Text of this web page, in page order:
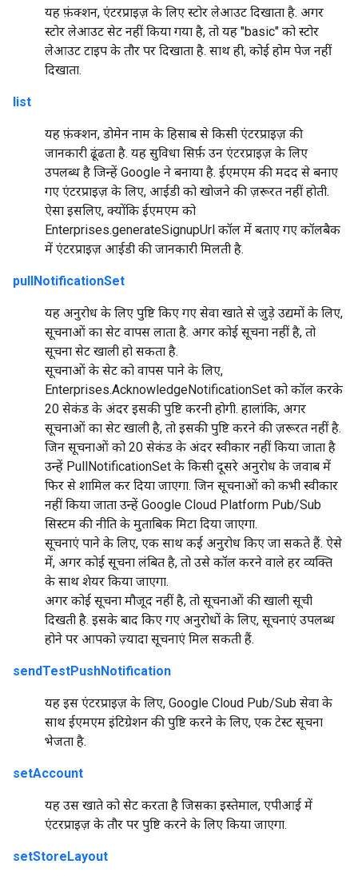
यह फ़ंक्शन, एंटरप्राइज़ के लिए स्टोर लेआउट दिखाता है. अगर
स्टोर लेआउट सेट नहीं किया गया है, तो यह "basic" को स्टोर
लेआउट टाइप के तौर पर दिखाता है. साथ ही, कोई होम पेज नहीं
दिखाता.
list
यह फ़ंक्शन, डोमेन नाम के हिसाब से किसी एंटरप्राइज़ की
जानकारी ढूंढता है. यह सुविधा सिर्फ़ उन एंटरप्राइज़ के लिए
उपलब्ध है जिन्हें Google ने बनाया है. ईएमएम की मदद से बनाए
गए एंटरप्राइज़ के लिए, आईडी को खोजने की ज़रूरत नहीं होती.
ऐसा इसलिए, क्योंकि ईएमएम को
Enterprises.generateSignupUrl कॉल में बताए गए कॉलबैक
में एंटरप्राइज़ आईडी की जानकारी मिलती है.
pullNotificationSet
यह अनुरोध के लिए पुष्टि किए गए सेवा खाते से जुड़े उद्यमों के लिए,
सूचनाओं का सेट वापस लाता है. अगर कोई सूचना नहीं है, तो
सूचना सेट खाली हो सकता है.
सूचनाओं के सेट को वापस पाने के लिए,
Enterprises.AcknowledgeNotificationSet को कॉल करके
20 सेकंड के अंदर इसकी पुष्टि करनी होगी. हालांकि, अगर
सूचनाओं का सेट खाली है, तो इसकी पुष्टि करने की ज़रूरत नहीं है.
जिन सूचनाओं को 20 सेकंड के अंदर स्वीकार नहीं किया जाता है
उन्हें PullNotificationSet के किसी दूसरे अनुरोध के जवाब में
फिर से शामिल कर दिया जाएगा. जिन सूचनाओं को कभी स्वीकार
नहीं किया जाता उन्हें Google Cloud Platform Pub/Sub
सिस्टम की नीति के मुताबिक मिटा दिया जाएगा.
सूचनाएं पाने के लिए, एक साथ कई अनुरोध किए जा सकते हैं. ऐसे
में, अगर कोई सूचना लंबित है, तो उसे कॉल करने वाले हर व्यक्ति
के साथ शेयर किया जाएगा.
अगर कोई सूचना मौजूद नहीं है, तो सूचनाओं की खाली सूची
दिखती है. इसके बाद किए गए अनुरोधों के लिए, सूचनाएं उपलब्ध
होने पर आपको ज़्यादा सूचनाएं मिल सकती हैं.
sendTestPushNotification
यह इस एंटरप्राइज़ के लिए, Google Cloud Pub/Sub सेवा के
साथ ईएमएम इंटिग्रेशन की पुष्टि करने के लिए, एक टेस्ट सूचना
भेजता है.
setAccount
यह उस खाते को सेट करता है जिसका इस्तेमाल, एपीआई में
एंटरप्राइज़ के तौर पर पुष्टि करने के लिए किया जाएगा.
setStoreLayout